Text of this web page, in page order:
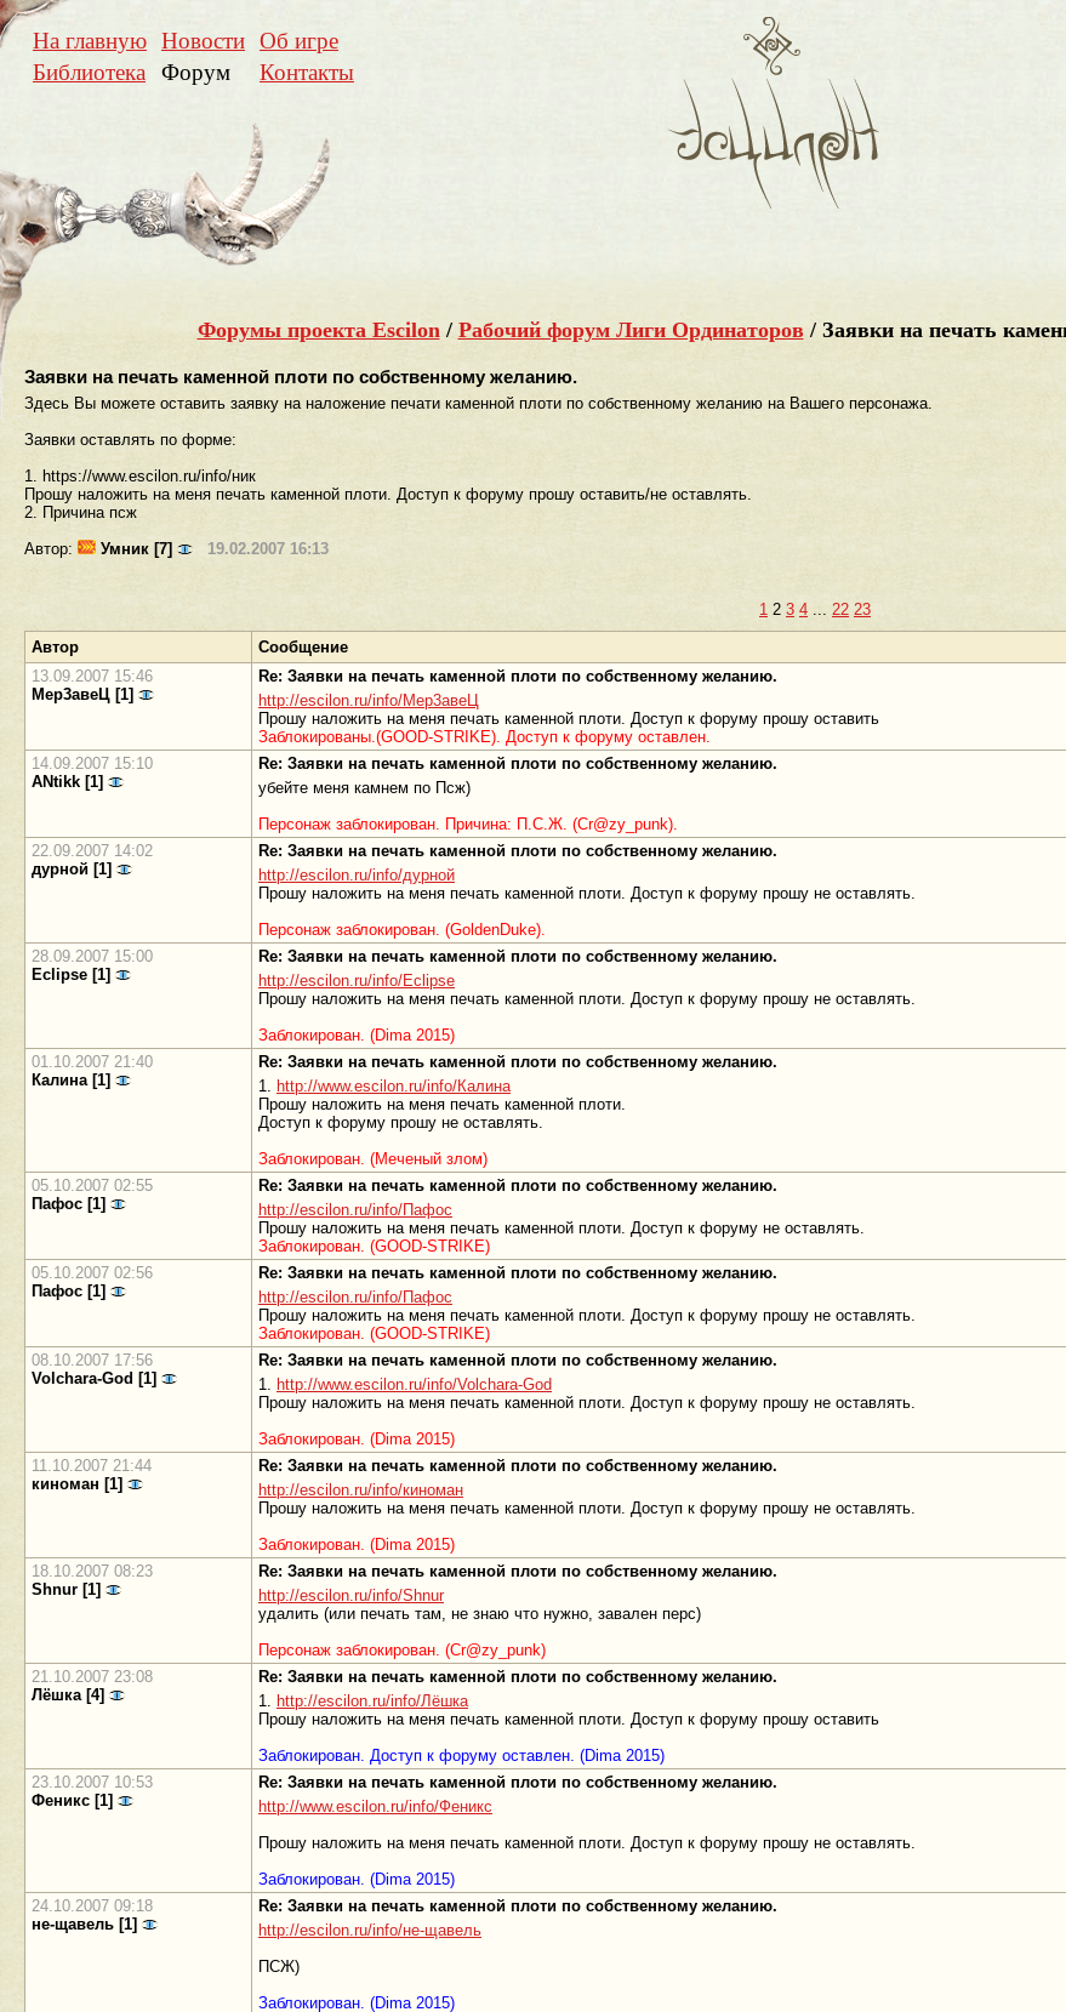
На главную Новости Об игре
Библиотека
Форум Контакты
Форумы проекта Escilon/ Рабочий форум Лиги Ординаторов/ Заявки на печать
Заявки на печать каменной плоти по собственному желанию.
Здесь Вы можете оставить заявку на наложение печати каменной плоти по собственному желанию на Вашего персонажа.
Заявки оставлять по форме:
1. https://www.escilon.ru/info/ник
Прошу наложить на меня печать каменной плоти. Доступ к форуму прошу оставить/не оставлять.
2. Причина псж
Автор:
Умник [7] 19.02.2007 16:13
1 2 3 4 ... 22 23
Автор
Сообщение
13.09.2007 15:46
Мер3авеЦ [1]
Re: Заявки на печать каменной плоти по собственному желанию.
http://escilon.ru/info/Мер3авеЦ
Прошу наложить на меня печать каменной плоти. Доступ к форуму прошу оставить
Заблокированы.(GOOD-STRIKE). Доступ к форуму оставлен.
14.09.2007 15:10
ANtikk [1]
Re: Заявки на печать каменной плоти по собственному желанию.
убейте меня камнем по Псж)
Персонаж заблокирован. Причина: П.С.Ж. (Cr@zy_punk).
22.09.2007 14:02
дурной [1]
Re: Заявки на печать каменной плоти по собственному желанию.
http://escilon.ru/info/дурной
Прошу наложить на меня печать каменной плоти. Доступ к форуму прошу не оставлять.
Персонаж заблокирован. (GoldenDuke).
28.09.2007 15:00
Eclipse [1]
Re: Заявки на печать каменной плоти по собственному желанию.
http://escilon.ru/info/Eclipse
Прошу наложить на меня печать каменной плоти. Доступ к форуму прошу не оставлять.
Заблокирован. (Dima 2015)
01.10.2007 21:40
Калина [1]
Re: Заявки на печать каменной плоти по собственному желанию.
1. http://www.escilon.ru/info/Калина
Прошу наложить на меня печать каменной плоти.
Доступ к форуму прошу не оставлять.
Заблокирован. (Меченый злом)
05.10.2007 02:55
Пафос [1]
Re: Заявки на печать каменной плоти по собственному желанию.
http://escilon.ru/info/Пафос
Прошу наложить на меня печать каменной плоти. Доступ к форуму не оставлять.
Заблокирован. (GOOD-STRIKE)
05.10.2007 02:56
Пафос [1]
Re: Заявки на печать каменной плоти по собственному желанию.
http://escilon.ru/info/Пафос
Прошу наложить на меня печать каменной плоти. Доступ к форуму прошу не оставлять.
Заблокирован. (GOOD-STRIKE)
08.10.2007 17:56
Volchara-God [1]
Re: Заявки на печать каменной плоти по собственному желанию.
1. http://www.escilon.ru/info/Volchara-God
Прошу наложить на меня печать каменной плоти. Доступ к форуму прошу не оставлять.
Заблокирован. (Dima 2015)
11.10.2007 21:44
киноман [1]
Re: Заявки на печать каменной плоти по собственному желанию.
http://escilon.ru/info/киноман
Прошу наложить на меня печать каменной плоти. Доступ к форуму прошу не оставлять.
Заблокирован. (Dima 2015)
18.10.2007 08:23
Shnur [1]
Re: Заявки на печать каменной плоти по собственному желанию.
http://escilon.ru/info/Shnur
удалить (или печать там, не знаю что нужно, завален перс)
Персонаж заблокирован. (Cr@zy_punk)
21.10.2007 23:08
Лёшка [4]
Re: Заявки на печать каменной плоти по собственному желанию.
1. http://escilon.ru/info/Лёшка
Прошу наложить на меня печать каменной плоти. Доступ к форуму прошу оставить
Заблокирован. Доступ к форуму оставлен. (Dima 2015)
23.10.2007 10:53
Феникс [1]
Re: Заявки на печать каменной плоти по собственному желанию.
http://www.escilon.ru/info/Феникс
Прошу наложить на меня печать каменной плоти. Доступ к форуму прошу не оставлять.
Заблокирован. (Dima 2015)
24.10.2007 09:18
не-щавель [1]
Re: Заявки на печать каменной плоти по собственному желанию.
http://escilon.ru/info/не-щавель
ПСЖ)
Заблокирован. (Dima 2015)